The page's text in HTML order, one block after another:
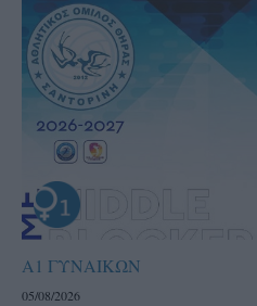
Α1 ΓΥΝΑΙΚΩΝ
05/08/2026